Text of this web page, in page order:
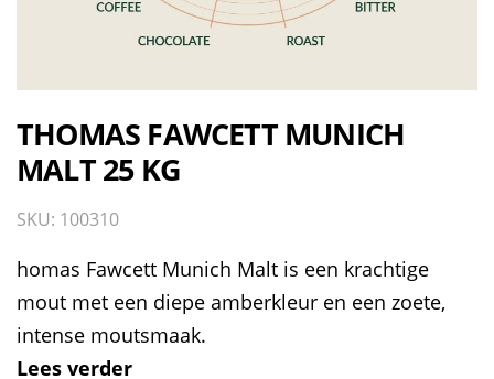
THOMAS FAWCETT MUNICH
MALT 25 KG
SKU: 100310
homas Fawcett Munich Malt is een krachtige
mout met een diepe amberkleur en een zoete,
intense moutsmaak.
Lees verder